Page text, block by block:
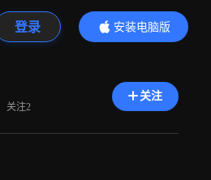
登录
安装电脑版
内容更精彩
关注2
关注